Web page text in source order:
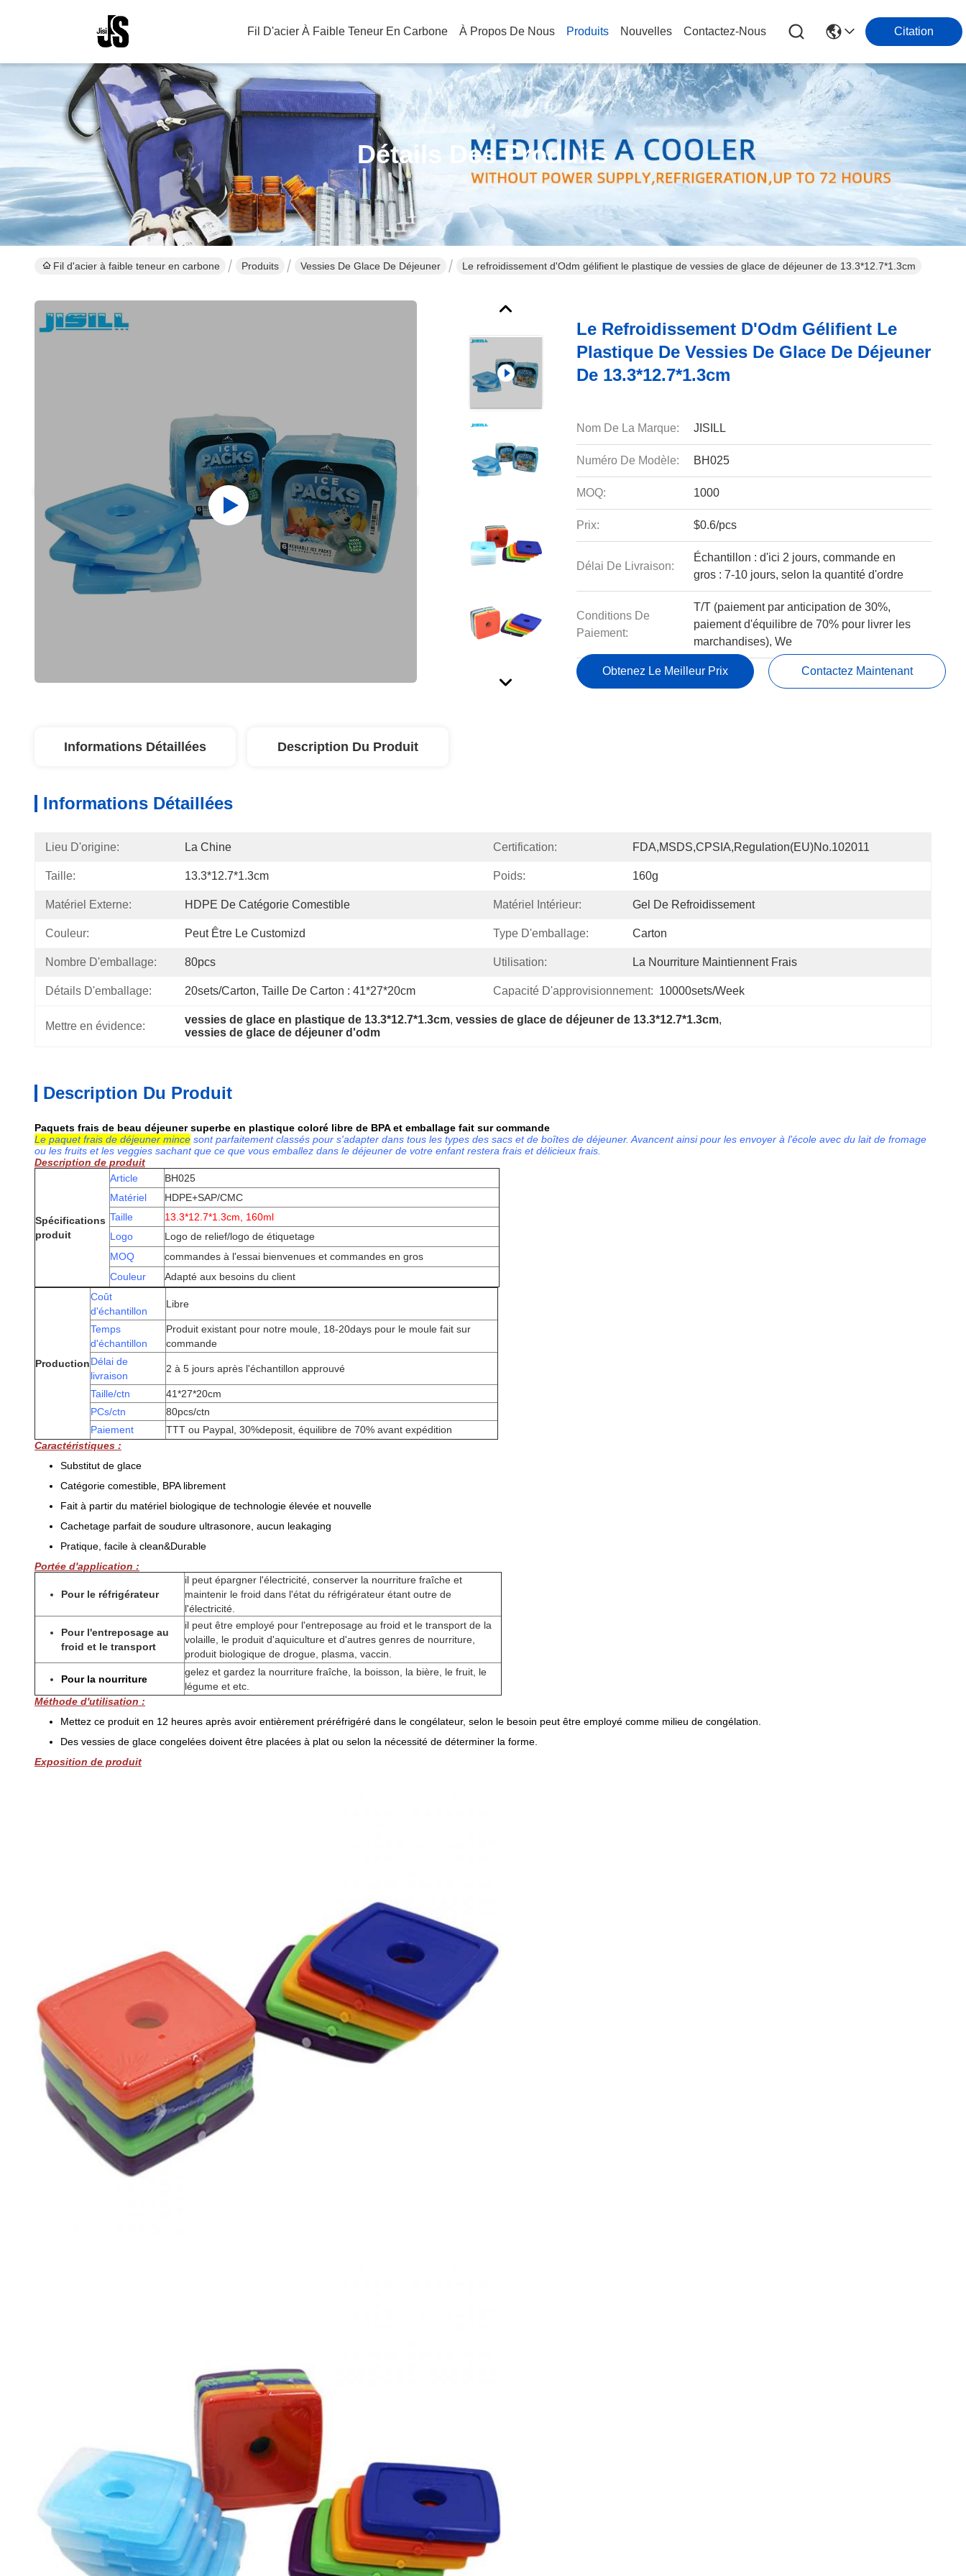
Fil D'acier À Faible Teneur En Carbone À Propos De Nous Produits Nouvelles Contactez-Nous Citation
Détails Des Produits
Fil d'acier à faible teneur en carbone Produits Vessies De Glace De Déjeuner Le refroidissement d'Odm gélifient le plastique de vessies de glace de déjeuner de 13.3*12.7*1.3cm
Le Refroidissement D'Odm Gélifient Le
Plastique De Vessies De Glace De Déjeuner
De 13.3*12.7*1.3cm
Nom De La Marque: JISILL
Numéro De Modèle: BH025
MOQ: 1000
Prix: $0.6/pcs
Délai De Livraison:
Échantillon : d'ici 2 jours, commande en
gros : 7-10 jours, selon la quantité d'ordre
Conditions De
Paiement:
T/T (paiement par anticipation de 30%,
paiement d'équilibre de 70% pour livrer les
marchandises), We
Obtenez Le Meilleur Prix Contactez Maintenant
Informations Détaillées Description Du Produit
Informations Détaillées
Lieu D'origine: La Chine Certification: FDA,MSDS,CPSIA,Regulation(EU)no.102011
Taille: 13.3*12.7*1.3cm Poids: 160g
Matériel Externe: HDPE De Catégorie Comestible Matériel Intérieur: Gel De Refroidissement
Couleur: Peut Être Le Customizd Type D'emballage: Carton
Nombre D'emballage: 80pcs Utilisation: La Nourriture Maintiennent Frais
Détails D'emballage: 20sets/carton, Taille De Carton : 41*27*20cm Capacité D'approvisionnement: 10000sets/week
Mettre en évidence:
vessies de glace en plastique de 13.3*12.7*1.3cm, vessies de glace de déjeuner de 13.3*12.7*1.3cm,
vessies de glace de déjeuner d'odm
Description Du Produit
Paquets frais de beau déjeuner superbe en plastique coloré libre de BPA et emballage fait sur commande
Le paquet frais de déjeuner mince sont parfaitement classés pour s'adapter dans tous les types des sacs et de boîtes de déjeuner. Avancent ainsi pour les envoyer à l'école avec du lait de fromage
ou les fruits et les veggies sachant que ce que vous emballez dans le déjeuner de votre enfant restera frais et délicieux frais.
Description de produit
Spécifications
produit
Article
BH025
Matériel
HDPE+SAP/CMC
Taille
13.3*12.7*1.3cm, 160ml
Logo
Logo de relief/logo de étiquetage
MOQ
commandes à l'essai bienvenues et commandes en gros
Couleur
Adapté aux besoins du client
Production
Coût
d'échantillon
Libre
Temps
d'échantillon
Produit existant pour notre moule, 18-20days pour le moule fait sur
commande
Délai de
livraison
2 à 5 jours après l'échantillon approuvé
Taille/ctn
41*27*20cm
PCs/ctn
80pcs/ctn
Paiement
TTT ou Paypal, 30%deposit, équilibre de 70% avant expédition
Caractéristiques :
Substitut de glace
Catégorie comestible, BPA librement
Fait à partir du matériel biologique de technologie élevée et nouvelle
Cachetage parfait de soudure ultrasonore, aucun leakaging
Pratique, facile à clean&Durable
Portée d'application :
Pour le réfrigérateur
il peut épargner l'électricité, conserver la nourriture fraîche et
maintenir le froid dans l'état du réfrigérateur étant outre de
l'électricité.
Pour l'entreposage au
froid et le transport
il peut être employé pour l'entreposage au froid et le transport de la
volaille, le produit d'aquiculture et d'autres genres de nourriture,
produit biologique de drogue, plasma, vaccin.
Pour la nourriture
gelez et gardez la nourriture fraîche, la boisson, la bière, le fruit, le
légume et etc.
Méthode d'utilisation :
Mettez ce produit en 12 heures après avoir entièrement préréfrigéré dans le congélateur, selon le besoin peut être employé comme milieu de congélation.
Des vessies de glace congelées doivent être placées à plat ou selon la nécessité de déterminer la forme.
Exposition de produit